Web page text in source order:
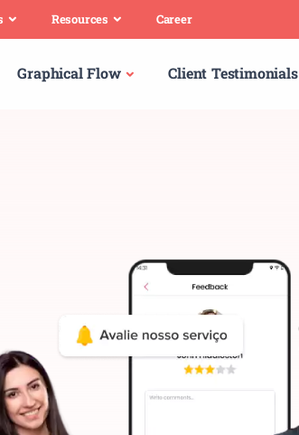
Resources Career
Graphical Flow Client Testimonials